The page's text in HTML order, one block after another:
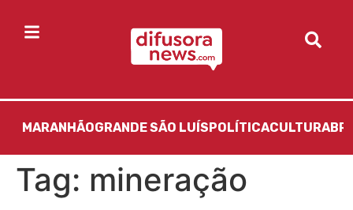
MARANHÃOGRANDE SÃO LUÍS POLÍTICACULTURA
Tag: mineração